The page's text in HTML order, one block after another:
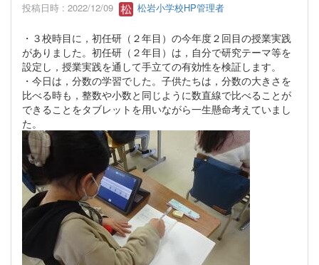
投稿日時 : 2022/12/09 松岩小学校HP管理者
・３校時目に，初任研（２年目）の今年度２回目の授業実践
がありました。初任研（２年目）は，自分で研究テーマ等を
設定し，授業実践を通して手立ての有効性を検証します。
・今日は，分数の学習でした。子供たちは，分数の大きさを
比べる時も，整数や小数と同じように数直線で比べることが
できることをタブレットを用いながら一生懸命考えていまし
た。